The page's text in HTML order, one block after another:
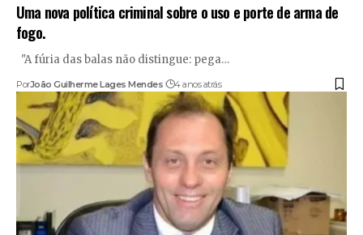
​Uma nova política criminal sobre o uso e porte de arma de
fogo.
"A fúria das balas não distingue: pega…
PorJoão Guilherme Lages Mendes 4 anos atrás